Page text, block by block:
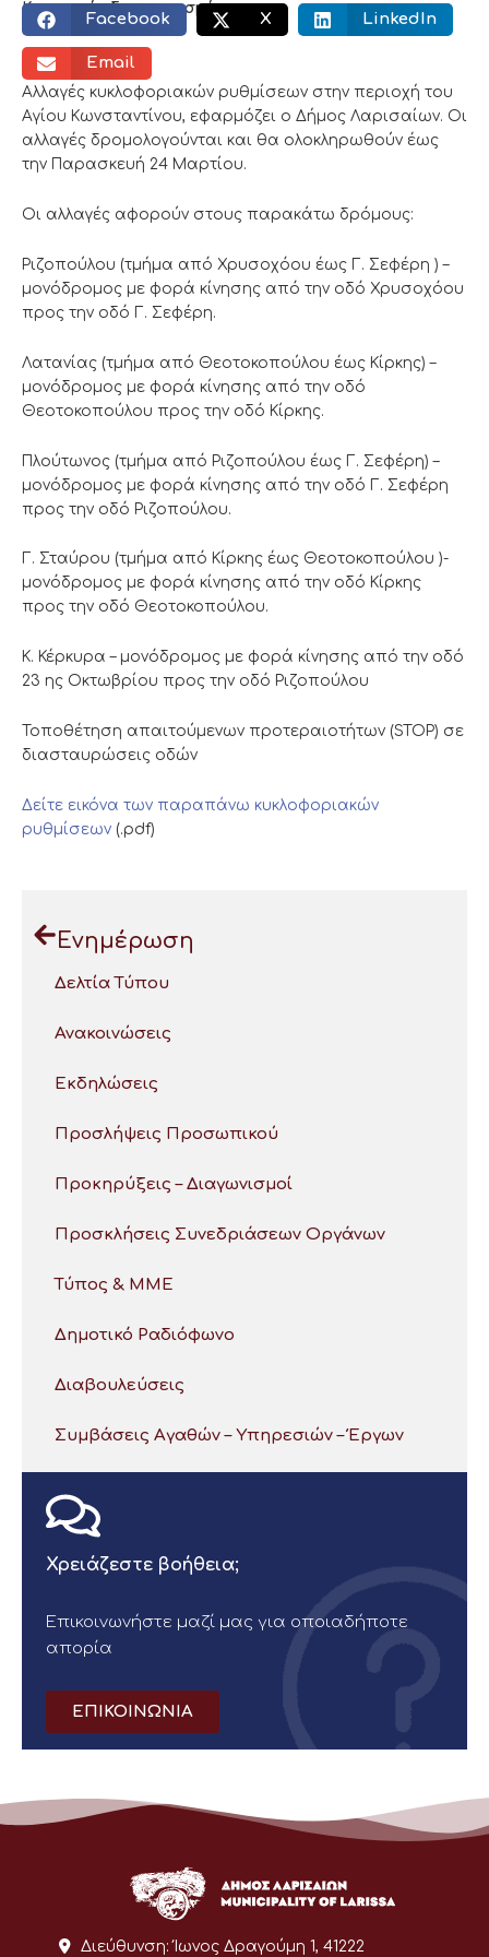
Κοινωνικός διαμοιρασμός:
Facebook X LinkedIn
Email
Αλλαγές κυκλοφοριακών ρυθμίσεων στην περιοχή του
Αγίου Κωνσταντίνου, εφαρμόζει ο Δήμος Λαρισαίων. Οι
αλλαγές δρομολογούνται και θα ολοκληρωθούν έως
την Παρασκευή 24 Μαρτίου.
Οι αλλαγές αφορούν στους παρακάτω δρόμους:
Ριζοπούλου (τμήμα από Χρυσοχόου έως Γ. Σεφέρη ) –
μονόδρομος με φορά κίνησης από την οδό Χρυσοχόου
προς την οδό Γ. Σεφέρη.
Λατανίας (τμήμα από Θεοτοκοπούλου έως Κίρκης) –
μονόδρομος με φορά κίνησης από την οδό
Θεοτοκοπούλου προς την οδό Κίρκης.
Πλούτωνος (τμήμα από Ριζοπούλου έως Γ. Σεφέρη) –
μονόδρομος με φορά κίνησης από την οδό Γ. Σεφέρη
προς την οδό Ριζοπούλου.
Γ. Σταύρου (τμήμα από Κίρκης έως Θεοτοκοπούλου )-
μονόδρομος με φορά κίνησης από την οδό Κίρκης
προς την οδό Θεοτοκοπούλου.
Κ. Κέρκυρα – μονόδρομος με φορά κίνησης από την οδό
23 ης Οκτωβρίου προς την οδό Ριζοπούλου
Τοποθέτηση απαιτούμενων προτεραιοτήτων (STOP) σε
διασταυρώσεις οδών
Δείτε εικόνα των παραπάνω κυκλοφοριακών
ρυθμίσεων (.pdf)
Ενημέρωση
Δελτία Τύπου
Ανακοινώσεις
Εκδηλώσεις
Προσλήψεις Προσωπικού
Προκηρύξεις – Διαγωνισμοί
Προσκλήσεις Συνεδριάσεων Οργάνων
Τύπος & ΜΜΕ
Δημοτικό Ραδιόφωνο
Διαβουλεύσεις
Συμβάσεις Αγαθών – Υπηρεσιών – Έργων
Χρειάζεστε βοήθεια;
Επικοινωνήστε μαζί μας για οποιαδήποτε
απορία
ΕΠΙΚΟΙΝΩΝΙΑ
Διεύθυνση: Ίωνος Δραγούμη 1, 41222